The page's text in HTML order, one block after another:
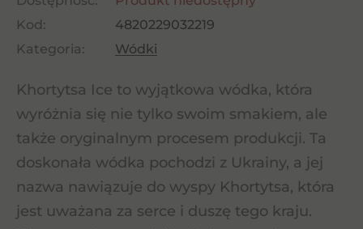
Kod:
4820229032219
Kategoria:
Wódki
Khortytsa Ice to wyjątkowa wódka, która
wyróżnia się nie tylko swoim smakiem, ale
także oryginalnym procesem produkcji. Ta
doskonała wódka pochodzi z Ukrainy, a jej
nazwa nawiązuje do wyspy Khortytsa, która
jest uważana za serce i duszę tego kraju.